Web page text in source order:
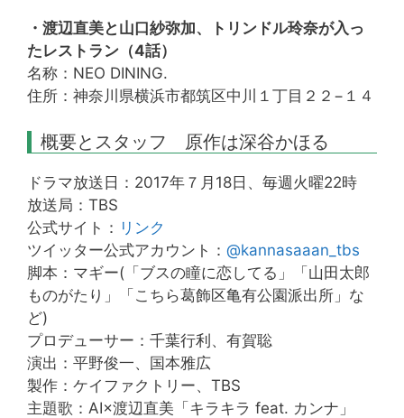
・渡辺直美と山口紗弥加、トリンドル玲奈が入っ
たレストラン（4話）
名称：NEO DINING.
住所：神奈川県横浜市都筑区中川１丁目２２−１４
概要とスタッフ 原作は深谷かほる
ドラマ放送日：2017年７月18日、毎週火曜22時
放送局：TBS
公式サイト： リンク
ツイッター公式アカウント： @kannasaaan_tbs
脚本：マギー(「ブスの瞳に恋してる」「山田太郎
ものがたり」「こちら葛飾区亀有公園派出所」な
ど)
プロデューサー：千葉行利、有賀聡
演出：平野俊一、国本雅広
製作：ケイファクトリー、TBS
主題歌：AI×渡辺直美「キラキラ feat. カンナ」